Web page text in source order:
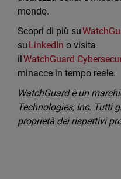
mondo.
Scopri di più su
su LinkedIn o visita
ilWatchGuard
minacce in tempo reale.
WatchGuard è un
Technologies, Inc. Tutti
proprietà dei rispettivi